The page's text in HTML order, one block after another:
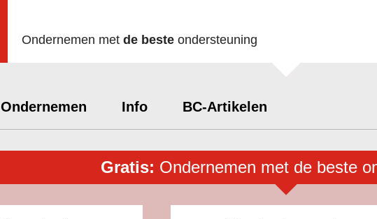
Ondernemen met de beste ondersteuning
Ondernemen Info BC-Artikelen
Gratis: Ondernemen met de beste